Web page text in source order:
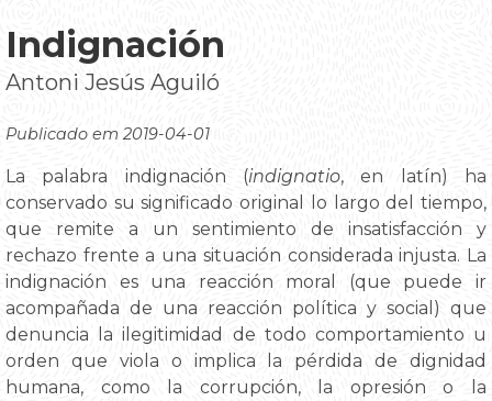
Indignación
Antoni Jesús Aguiló
Publicado em 2019-04-01
La palabra indignación (indignatio, en latín) ha
conservado su significado original lo largo del tiempo,
que remite a un sentimiento de insatisfacción y
rechazo frente a una situación considerada injusta. La
indignación es una reacción moral (que puede ir
acompañada de una reacción política y social) que
denuncia la ilegitimidad de todo comportamiento u
orden que viola o implica la pérdida de dignidad
humana, como la corrupción, la opresión o la